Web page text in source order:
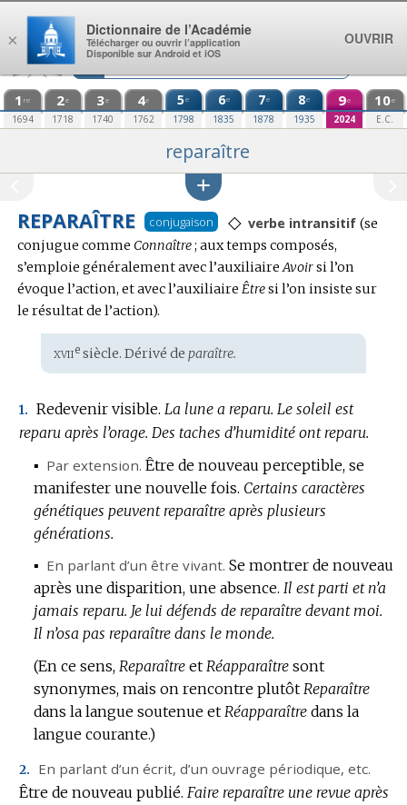
Aller au contenu
1 re
1694
2e
1718
3e
1740
4e
1762
5e
1798
6e
1835
7e
1878
8e
1935
9e
2024
10e
E.C.
reparaître
REPARAÎTRE conjugaison ◇ verbe intransitif (se
conjugue comme Connaître; aux temps composés,
s’emploie généralement avec l’auxiliaireAvoirsi l’on
évoque l’action, et avec l’auxiliaire Êtresi l’on insiste sur
le résultat de l’action).
Étymologie
:
xviiesiècle. Dérivé de paraître.
1. Redevenir visible. La lune a reparu. Le soleil est
reparu après l’orage. Des taches d’humidité ont reparu.
▪ Par extension. Être de nouveau perceptible, se
manifester une nouvelle fois. Certains caractères
génétiques peuvent reparaître après plusieurs
générations.
▪ En parlant d’un être vivant. Se montrer de nouveau
après une disparition, une absence. Il est parti et n’a
jamais reparu. Je lui défends de reparaître devant moi.
Il n’osa pas reparaître dans le monde.
(En ce sens, Reparaîtreet Réapparaîtresont
synonymes, mais on rencontre plutôt Reparaître
dans la langue soutenue et Réapparaîtredans la
langue courante.)
2.
En parlant d’un écrit, d’un ouvrage périodique, etc.
Être de nouveau publié. Faire reparaître une revue après
×
Dictionnaire de l’Académie
Télécharger ou ouvrir l’application
Disponible sur Android et iOS
OUVRIR